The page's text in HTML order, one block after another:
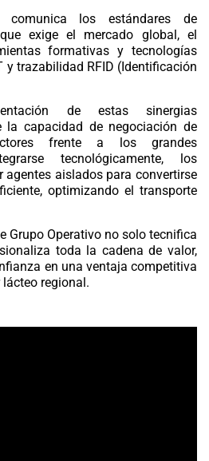
comunica los estándares de
exige el mercado global, el
formativas y tecnologías
y trazabilidad RFID (Identificación
de estas sinergias
la capacidad de negociación de
frente a los grandes
tecnológicamente, los
agentes aislados para convertirse
optimizando el transporte
Grupo Operativo no solo tecnifica
toda la cadena de valor,
en una ventaja competitiva
regional.